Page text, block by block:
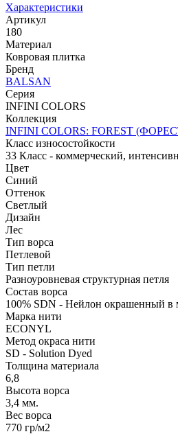
Характеристики
Артикул
180
Материал
Ковровая плитка
Бренд
BALSAN
Серия
INFINI COLORS
Коллекция
INFINI COLORS: FOREST
Класс износостойкости
33 Класс - коммерческий,
Цвет
Синий
Оттенок
Светлый
Дизайн
Лес
Тип ворса
Петлевой
Тип петли
Разноуровневая структурная петля
Состав ворса
100% SDN - Нейлон окрашенный в
Марка нити
ECONYL
Метод окраса нити
SD - Solution Dyed
Толщина материала
6,8
Высота ворса
3,4 мм.
Вес ворса
770 гр/м2